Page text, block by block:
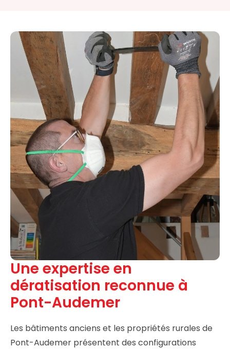
Une expertise en
dératisation reconnue à
Pont-Audemer
Les bâtiments anciens et les propriétés rurales de
Pont-Audemer présentent des configurations